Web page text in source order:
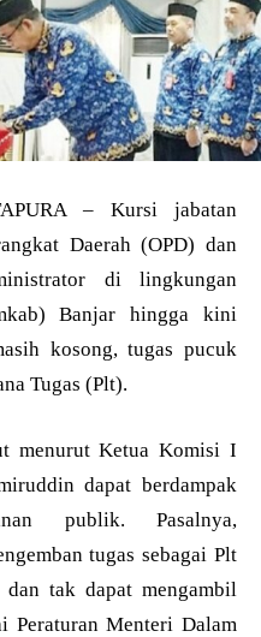
– Kursi jabatan
Daerah (OPD) dan
di lingkungan
Banjar hingga kini
kosong, tugas pucuk
Tugas (Plt).
menurut Ketua Komisi I
dapat berdampak
publik. Pasalnya,
tugas sebagai Plt
tak dapat mengambil
Peraturan Menteri Dalam